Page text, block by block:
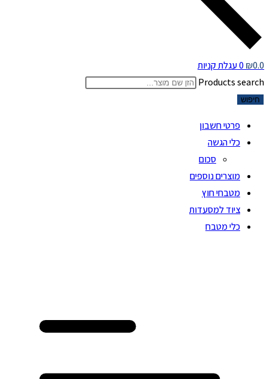
₪0.0
0 עגלת קניות
Products search
חיפוש
פרטי חשבון
כלי הגשה
סכום
מוצרים נוספים
מטבחי חוץ
ציוד למסעדות
כלי מטבח